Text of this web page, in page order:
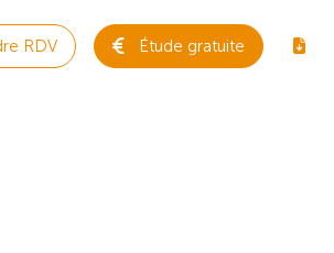
RDV Étude gratuite